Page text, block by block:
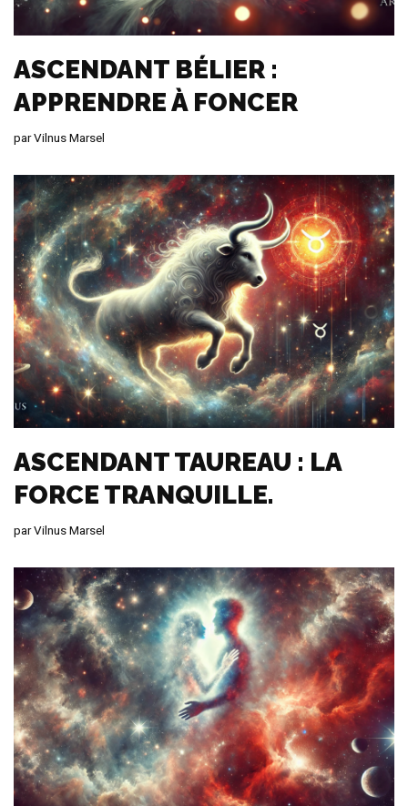
ASCENDANT BÉLIER :
APPRENDRE À FONCER
parVilnus Marsel
ASCENDANT TAUREAU : LA
FORCE TRANQUILLE.
parVilnus Marsel